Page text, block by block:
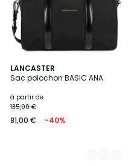
LANCASTER
Sac polochon BASIC ANA
à partir de
135,00 €
81,00 € -40%
4
Couleurs